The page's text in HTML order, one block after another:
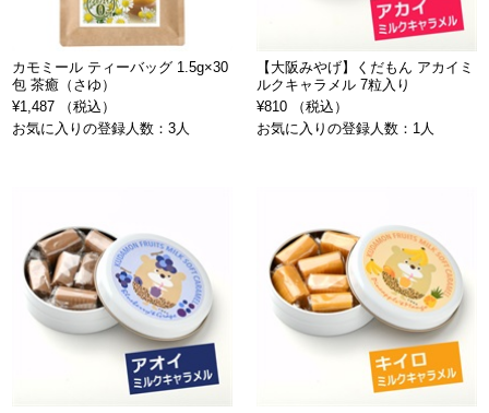
カモミール ティーバッグ 1.5g×30
包 茶癒（さゆ）
¥1,487 （税込）
お気に入りの登録人数：3人
【大阪みやげ】くだもん アカイミ
ルクキャラメル 7粒入り
¥810 （税込）
お気に入りの登録人数：1人